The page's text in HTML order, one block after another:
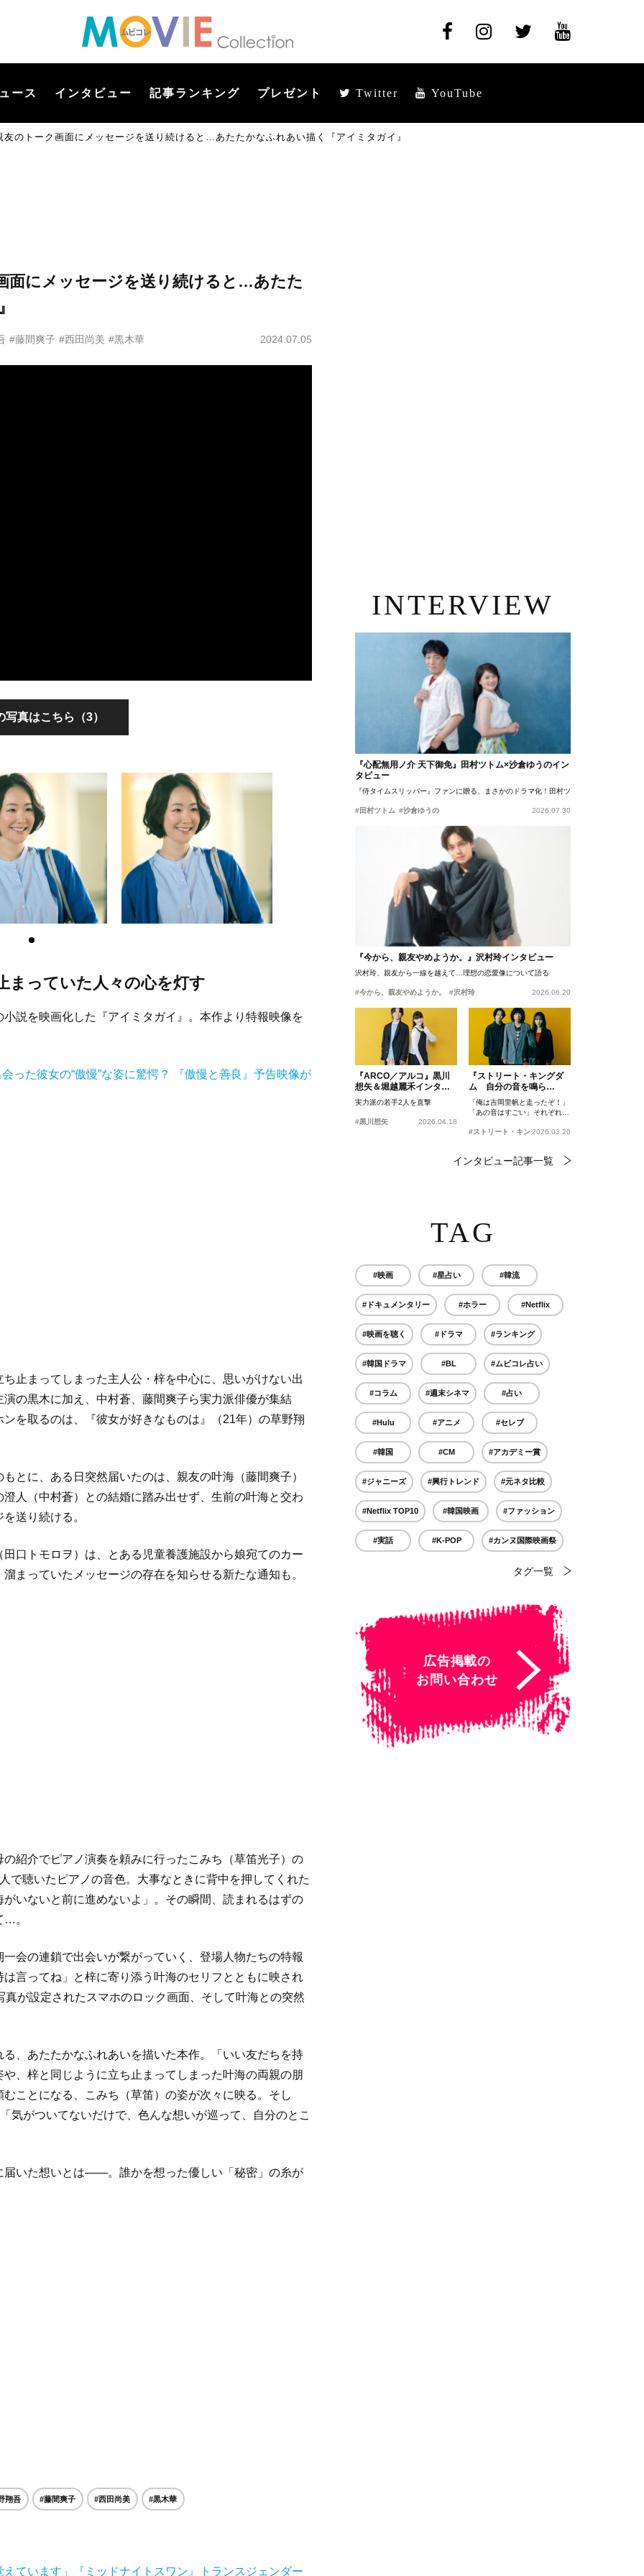
ース インタビュー 記事ランキング プレゼント Twitter YouTube
友のトーク画面にメッセージを送り続けると…あたたかなふれあい描く『アイミタガイ』
面にメッセージを送り続けると…あたた
#藤間爽子 #西田尚美 #黒木華 2024.07.05
写真はこちら（3）
まっていた人々の心を灯す
説を映画化した『アイミタガイ』。本作より特報映像を
った彼女の“傲慢”な姿に驚愕？ 『傲慢と善良』予告映像が
止まってしまった主人公・梓を中心に、思いがけない出
の黒木に加え、中村蒼、藤間爽子ら実力派俳優が集結
を取るのは、『彼女が好きなものは』（21年）の草野翔
とに、ある日突然届いたのは、親友の叶海（藤間爽子）
人（中村蒼）との結婚に踏み出せず、生前の叶海と交わ
送り続ける。
口トモロヲ）は、とある児童養護施設から娘宛てのカー
まっていたメッセージの存在を知らせる新たな通知も。
紹介でピアノ演奏を頼みに行ったこみち（草笛光子）の
で聴いたピアノの音色。大事なときに背中を押してくれた
いないと前に進めないよ」。その瞬間、読まれるはずの
…。
会の連鎖で出会いが繋がっていく、登場人物たちの特報
言ってね」と梓に寄り添う叶海のセリフとともに映され
が設定されたスマホのロック画面、そして叶海との突然
、あたたかなふれあいを描いた本作。「いい友だちを持
、梓と同じように立ち止まってしまった叶海の両親の朋
ことになる、こみち（草笛）の姿が次々に映る。そし
気がついてないだけで、色んな想いが巡って、自分のとこ
届いた想いとは——。誰かを想った優しい「秘密」の糸が
翔吾 #藤間爽子 #西田尚美 #黒木華
ています」『ミッドナイトスワン』トランスジェンダー
INTERVIEW
『心配無用ノ介 天下御免』田村ツトム×沙倉ゆうのイン
タビュー
『侍タイムスリッパー』ファンに贈る、まさかのドラマ化！田村ツトム×沙倉ゆうのが語
#田村ツトム #沙倉ゆうの 2026.07.30
『今から、親友やめようか。』沢村玲インタビュー
沢村玲、親友から一線を越えて…理想の恋愛像について語る
#今から、親友やめようか。 #沢村玲 2026.06.20
『ARCO／アルコ』黒川
想矢＆堀越麗禾インタビ
ュー
実力派の若手2人を直撃
#黒川想矢 2026.04.18
『ストリート・キングダ
ム 自分の音を鳴ら
せ。』峯田和伸、若葉竜
也、吉岡里帆インタビュ
ー
「俺は吉岡里帆と走ったぞ！」
「あの音はすごい」それぞれの
#ストリート・キングダム 自分の音を鳴らせ。
2026.03.20
インタビュー記事一覧
TAG
#映画 #星占い #韓流
#ドキュメンタリー #ホラー #Netflix
#映画を聴く #ドラマ #ランキング
#韓国ドラマ #BL #ムビコレ占い
#コラム #週末シネマ #占い
#Hulu #アニメ #セレブ
#韓国 #CM #アカデミー賞
#ジャニーズ #興行トレンド #元ネタ比較
#Netflix TOP10 #韓国映画 #ファッション
#実話 #K-POP #カンヌ国際映画祭
タグ一覧
広告掲載の
お問い合わせ